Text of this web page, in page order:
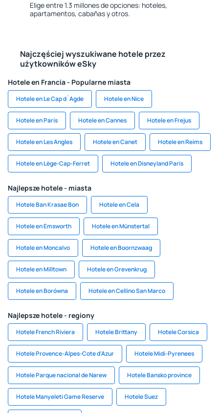
Elige entre 1.3 millones de opciones: hoteles,
apartamentos, cabañas y otros.
Najczęściej wyszukiwane hotele przez
użytkowników eSky
Hotele en Francia - Popularne miasta
Hotele en Le Cap d`Agde Hotele en Nice
Hotele en París Hotele en Cannes Hotele en Frejus
Hotele en Les Angles Hotele en Canet Hotele en Reims
Hotele en Lège-Cap-Ferret Hotele en Disneyland Paris
Najlepsze hotele - miasta
Hotele Ban Krasae Bon Hotele en Cela
Hotele en Emsworth Hotele en Münstertal
Hotele en Moncalvo Hotele en Boornzwaag
Hotele en Milltown Hotele en Grevenkrug
Hotele en Borówna Hotele en Cellino San Marco
Najlepsze hotele - regiony
Hotele French Riviera Hotele Brittany Hotele Corsica
Hotele Provence-Alpes-Cote d'Azur Hotele Midi-Pyrenees
Hotele Parque nacional de Narew Hotele Bansko province
Hotele Manyeleti Game Reserve Hotele Suez